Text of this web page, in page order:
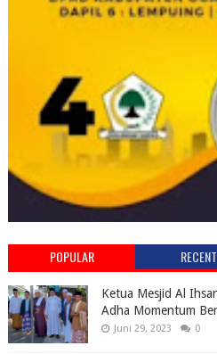
POPULAR RECENT
Ketua Mesjid Al
Adha Momentum
Juni 29, 2023 0